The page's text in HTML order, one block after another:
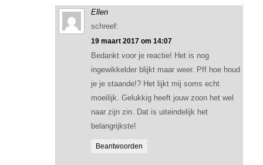
Ellen
schreef:
19 maart 2017 om 14:07
Bedankt voor je reactie! Het is nog
ingewikkelder blijkt maar weer. Pff hoe houd
je je staande!? Het lijkt mij soms echt
moeilijk. Gelukkig heeft jouw zoon het wel
naar zijn zin. Dat is uiteindelijk het
belangrijkste!
Beantwoorden